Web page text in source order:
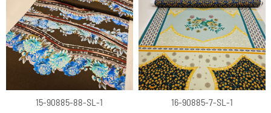
15-90885-88-SL-1 16-90885-7-SL-1